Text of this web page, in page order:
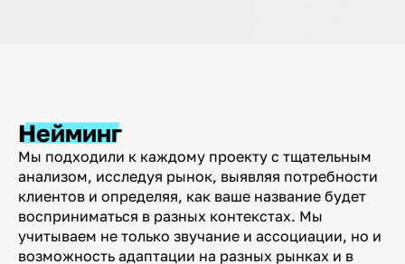
Нейминг
Мы подходили к каждому проекту с тщательным
анализом, исследуя рынок, выявляя потребности
клиентов и определяя, как ваше название будет
восприниматься в разных контекстах. Мы
учитываем не только звучание и ассоциации, но и
возможность адаптации на разных рынках и в